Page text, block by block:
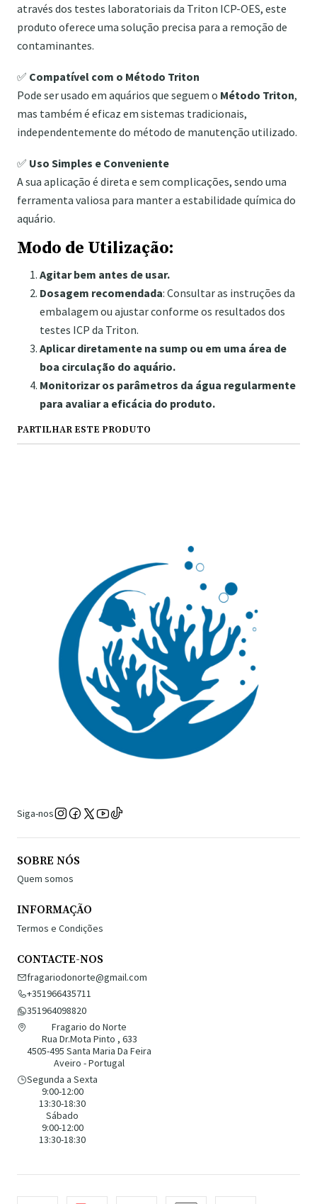
através dos testes laboratoriais da Triton ICP-OES, este
produto oferece uma solução precisa para a remoção de
contaminantes.
✅ Compatível com o Método Triton
Pode ser usado em aquários que seguem o Método Triton,
mas também é eficaz em sistemas tradicionais,
independentemente do método de manutenção utilizado.
✅ Uso Simples e Conveniente
A sua aplicação é direta e sem complicações, sendo uma
ferramenta valiosa para manter a estabilidade química do
aquário.
Modo de Utilização:
Agitar bem antes de usar.
Dosagem recomendada: Consultar as instruções da
embalagem ou ajustar conforme os resultados dos
testes ICP da Triton.
Aplicar diretamente na sump ou em uma área de
boa circulação do aquário.
Monitorizar os parâmetros da água regularmente
para avaliar a eficácia do produto.
PARTILHAR ESTE PRODUTO
Siga-nos
SOBRE NÓS
Quem somos
INFORMAÇÃO
Termos e Condições
CONTACTE-NOS
fragariodonorte@gmail.com
+351966435711
351964098820
Fragario do Norte
Rua Dr.Mota Pinto , 633
4505-495 Santa Maria Da Feira
Aveiro - Portugal
Segunda a Sexta
9:00-12:00
13:30-18:30
Sábado
9:00-12:00
13:30-18:30